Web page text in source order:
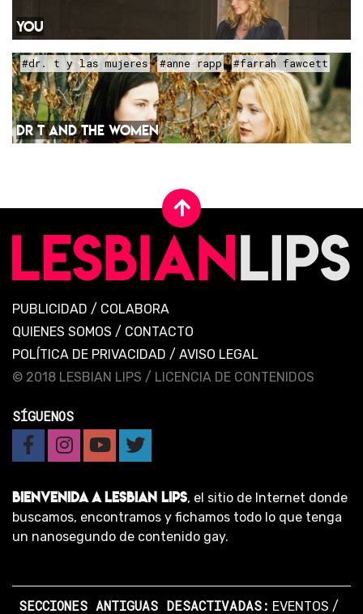
YOU
#dr. t y las mujeres #anne rapp #farrah fawcett
DR T AND THE WOMEN
PUBLICIDAD / COLABORA
QUIENES SOMOS / CONTACTO
POLÍTICA DE PRIVACIDAD / AVISO LEGAL
© 2018 LESBIAN LIPS / LICENCIA DE CONTENIDOS
SÍGUENOS
BIENVENIDA A LESBIAN LIPS, el sitio de Internet donde
buscamos, encontramos y fichamos todo lo que tenga
un nanosegundo de contenido gay.
SECCIONES ANTIGUAS DESACTIVADAS: EVENTOS /